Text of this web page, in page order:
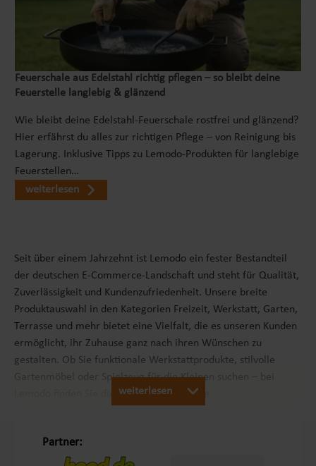
Feuerschale aus Edelstahl richtig pflegen – so bleibt deine
Feuerstelle langlebig & glänzend
Wie bleibt deine Edelstahl-Feuerschale rostfrei und glänzend?
Hier erfährst du alles zur richtigen Pflege – von Reinigung bis
Lagerung. Inklusive Tipps zu Lemodo-Produkten für langlebige
Feuerstellen…
weiterlesen
Seit über einem Jahrzehnt ist Lemodo ein fester Bestandteil
der deutschen E-Commerce-Landschaft und steht für Qualität,
Zuverlässigkeit und Kundenzufriedenheit. Unsere breite
Produktauswahl in den Kategorien Freizeit, Werkstatt, Garten,
Terrasse und mehr bietet eine Vielfalt, die es unseren Kunden
ermöglicht, ihr Zuhause ganz nach ihren Wünschen zu
gestalten. Ob Sie funktionale Werkstattprodukte, stilvolle
Gartenmöbel oder Spielzeug für die Kleinen suchen – bei
Lemodo finden Sie die passenden Produkte.
weiterlesen
Partner: